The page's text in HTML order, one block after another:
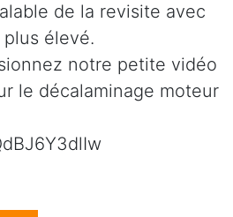
de la revisite avec
élevé.
notre petite vidéo
le décalaminage moteur